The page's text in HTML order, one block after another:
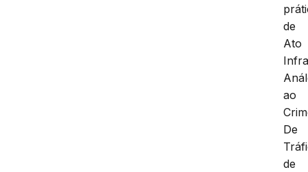
de
Ato
ao
De
de